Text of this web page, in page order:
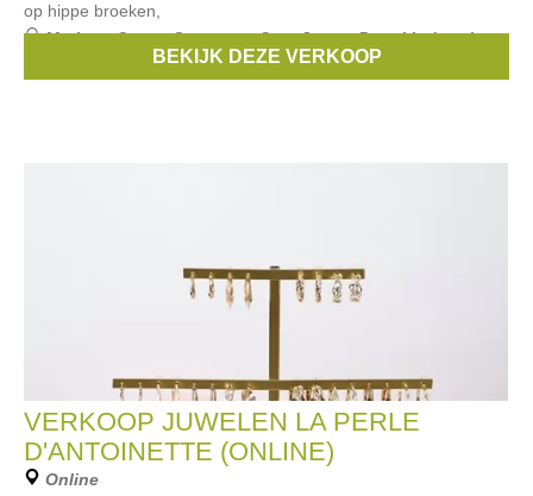
op hippe broeken,
Merken:Gymp,Someone,Cars Jeans,Petrol Industries,
BEKIJK DEZE VERKOOP
VERKOOP JUWELEN LA PERLE
D'ANTOINETTE (ONLINE)
Online